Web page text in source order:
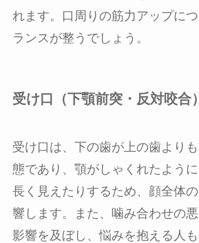
れます。口周りの筋力アップに
ランスが整うでしょう。
受け口（下顎前突・反対咬合）
受け口は、下の歯が上の歯より
態であり、顎がしゃくれたよう
長く見えたりするため、顔全体
響します。また、噛み合わせの
影響を及ぼし、悩みを抱える人